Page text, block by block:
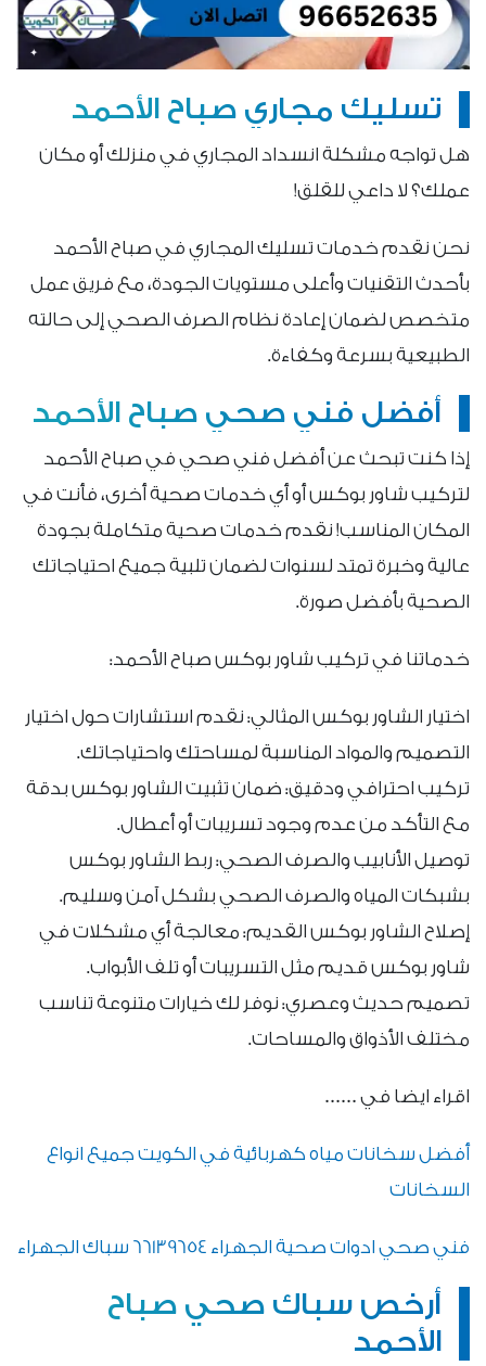
تسليك مجاري صباح الأحمد
هل تواجه مشكلة انسداد المجاري في منزلك أو مكان
عملك؟ لا داعي للقلق!
نحن نقدم خدمات تسليك المجاري في صباح الأحمد
بأحدث التقنيات وأعلى مستويات الجودة، مع فريق عمل
متخصص لضمان إعادة نظام الصرف الصحي إلى حالته
الطبيعية بسرعة وكفاءة.
أفضل فني صحي صباح الأحمد
إذا كنت تبحث عن أفضل فني صحي في صباح الأحمد
لتركيب شاور بوكس أو أي خدمات صحية أخرى، فأنت في
المكان المناسب! نقدم خدمات صحية متكاملة بجودة
عالية وخبرة تمتد لسنوات لضمان تلبية جميع احتياجاتك
الصحية بأفضل صورة.
خدماتنا في تركيب شاور بوكس صباح الأحمد:
اختيار الشاور بوكس المثالي: نقدم استشارات حول اختيار
التصميم والمواد المناسبة لمساحتك واحتياجاتك.
تركيب احترافي ودقيق: ضمان تثبيت الشاور بوكس بدقة
مع التأكد من عدم وجود تسريبات أو أعطال.
توصيل الأنابيب والصرف الصحي: ربط الشاور بوكس
بشبكات المياه والصرف الصحي بشكل آمن وسليم.
إصلاح الشاور بوكس القديم: معالجة أي مشكلات في
شاور بوكس قديم مثل التسريبات أو تلف الأبواب.
تصميم حديث وعصري: نوفر لك خيارات متنوعة تناسب
مختلف الأذواق والمساحات.
اقراء ايضا في ……
أفضل سخانات مياه كهربائية في الكويت جميع انواع
السخانات
فني صحي ادوات صحية الجهراء 66139654 سباك الجهراء
أرخص سباك صحي صباح
الأحمد